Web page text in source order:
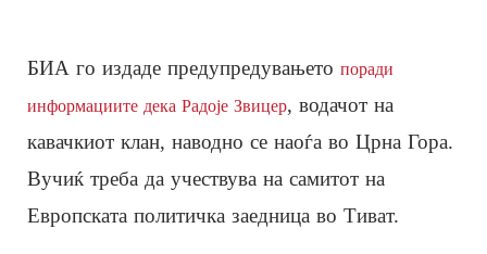
БИА го издаде предупредувањето поради
информациите дека Радоје Звицер, водачот на
кавачкиот клан, наводно се наоѓа во Црна Гора.
Вучиќ треба да учествува на самитот на
Европската политичка заедница во Тиват.